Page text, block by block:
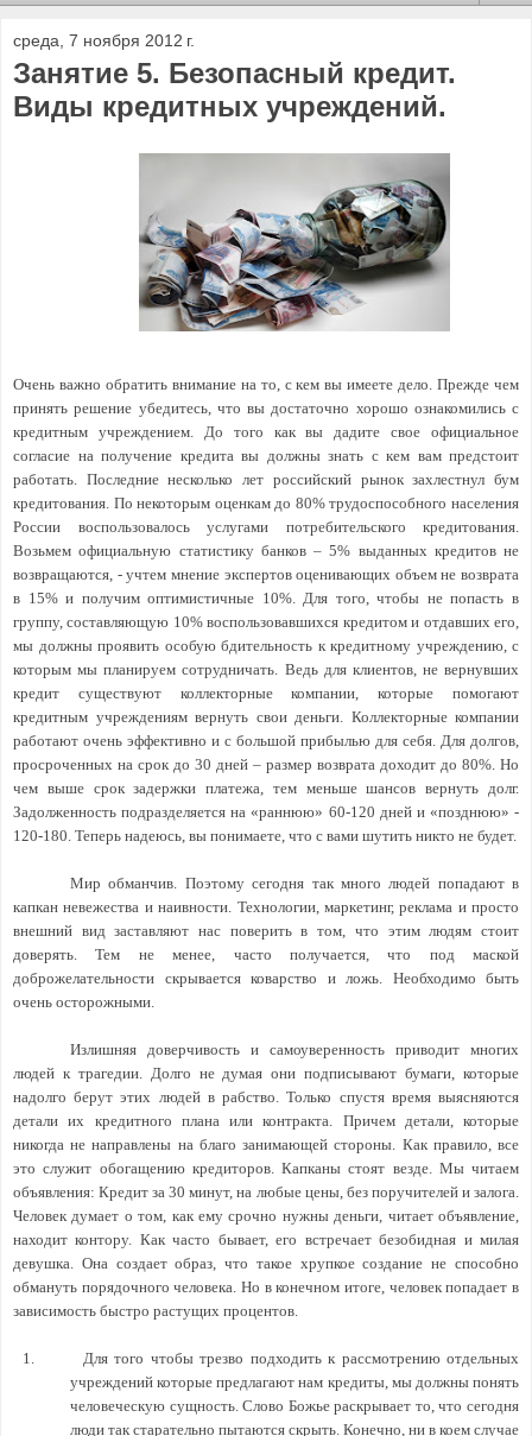
среда, 7 ноября 2012 г.
Занятие 5. Безопасный кредит.
Виды кредитных учреждений.
Очень важно обратить внимание на то, с кем вы имеете дело. Прежде чем
принять решение убедитесь, что вы достаточно хорошо ознакомились с
кредитным учреждением. До того как вы дадите свое официальное
согласие на получение кредита вы должны знать с кем вам предстоит
работать. Последние несколько лет российский рынок захлестнул бум
кредитования. По некоторым оценкам до 80% трудоспособного населения
России воспользовалось услугами потребительского кредитования.
Возьмем официальную статистику банков – 5% выданных кредитов не
возвращаются, - учтем мнение экспертов оценивающих объем не возврата
в 15% и получим оптимистичные 10%. Для того, чтобы не попасть в
группу, составляющую 10% воспользовавшихся кредитом и отдавших его,
мы должны проявить особую бдительность к кредитному учреждению, с
которым мы планируем сотрудничать. Ведь для клиентов, не вернувших
кредит существуют коллекторные компании, которые помогают
кредитным учреждениям вернуть свои деньги. Коллекторные компании
работают очень эффективно и с большой прибылью для себя. Для долгов,
просроченных на срок до 30 дней – размер возврата доходит до 80%. Но
чем выше срок задержки платежа, тем меньше шансов вернуть долг.
Задолженность подразделяется на «раннюю» 60-120 дней и «позднюю» -
120-180. Теперь надеюсь, вы понимаете, что с вами шутить никто не будет.
Мир обманчив. Поэтому сегодня так много людей попадают в
капкан невежества и наивности. Технологии, маркетинг, реклама и просто
внешний вид заставляют нас поверить в том, что этим людям стоит
доверять. Тем не менее, часто получается, что под маской
доброжелательности скрывается коварство и ложь. Необходимо быть
очень осторожными.
Излишняя доверчивость и самоуверенность приводит многих
людей к трагедии. Долго не думая они подписывают бумаги, которые
надолго берут этих людей в рабство. Только спустя время выясняются
детали их кредитного плана или контракта. Причем детали, которые
никогда не направлены на благо занимающей стороны. Как правило, все
это служит обогащению кредиторов. Капканы стоят везде. Мы читаем
объявления: Кредит за 30 минут, на любые цены, без поручителей и залога.
Человек думает о том, как ему срочно нужны деньги, читает объявление,
находит контору. Как часто бывает, его встречает безобидная и милая
девушка. Она создает образ, что такое хрупкое создание не способно
обмануть порядочного человека. Но в конечном итоге, человек попадает в
зависимость быстро растущих процентов.
1.
Для того чтобы трезво подходить к рассмотрению отдельных
учреждений которые предлагают нам кредиты, мы должны понять
человеческую сущность. Слово Божье раскрывает то, что сегодня
люди так старательно пытаются скрыть. Конечно, ни в коем случае